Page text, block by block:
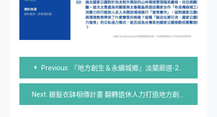
文
章
導
Previous: 『地方創生＆永續城鄉』淡蘭廊道-24節氣地方之美-夏至 ｜蘭陽平原
Next: 銀髮衣缽相傳計畫 翻轉退休人力打造地方創生模型